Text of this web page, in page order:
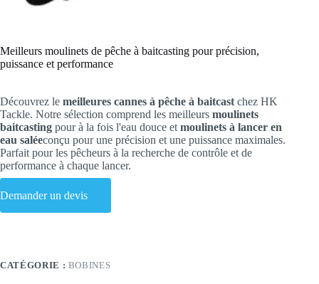
Meilleurs moulinets de pêche à baitcasting pour précision,
puissance et performance
Découvrez le meilleures cannes à pêche à baitcastchez HK
Tackle. Notre sélection comprend les meilleurs moulinets
baitcasting pour à la fois l'eau douce etmoulinets à lancer en
eau saléeconçu pour une précision et une puissance maximales.
Parfait pour les pêcheurs à la recherche de contrôle et de
performance à chaque lancer.
Demander un devis
CATÉGORIE : BOBINES